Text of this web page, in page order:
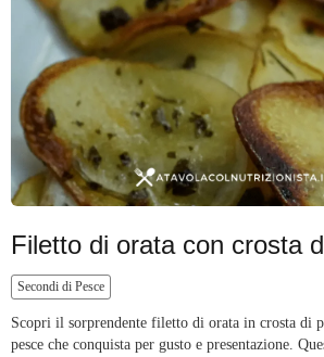
Filetto di orata con crosta
Secondi di Pesce
Scopri il sorprendente filetto di orata in crosta di
pesce che conquista per gusto e presentazione.